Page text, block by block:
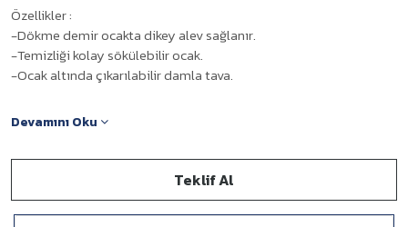
Özellikler :
-Dökme demir ocakta dikey alev sağlanır.
-Temizliği kolay sökülebilir ocak.
-Ocak altında çıkarılabilir damla tava.
Devamını Oku
Teklif Al